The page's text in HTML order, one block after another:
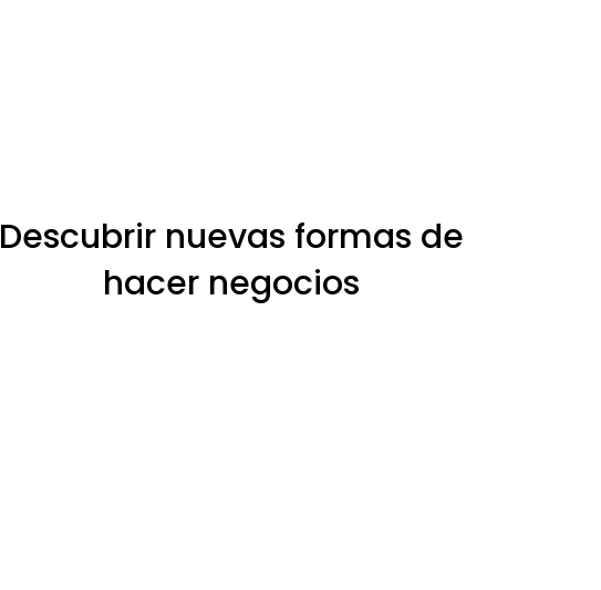
Descubrir nuevas formas de
hacer negocios